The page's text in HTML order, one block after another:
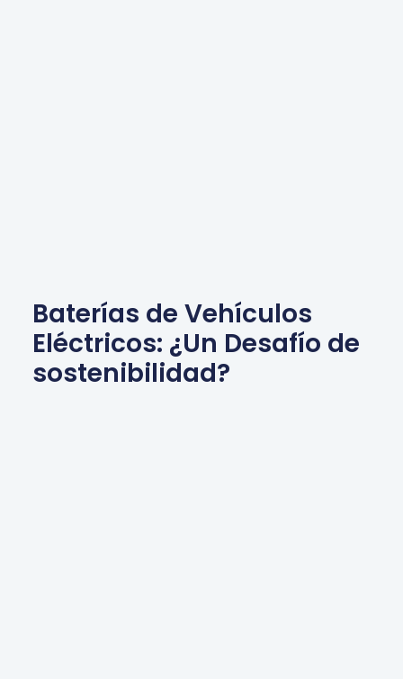
Baterías de Vehículos
Eléctricos: ¿Un Desafío de
sostenibilidad?